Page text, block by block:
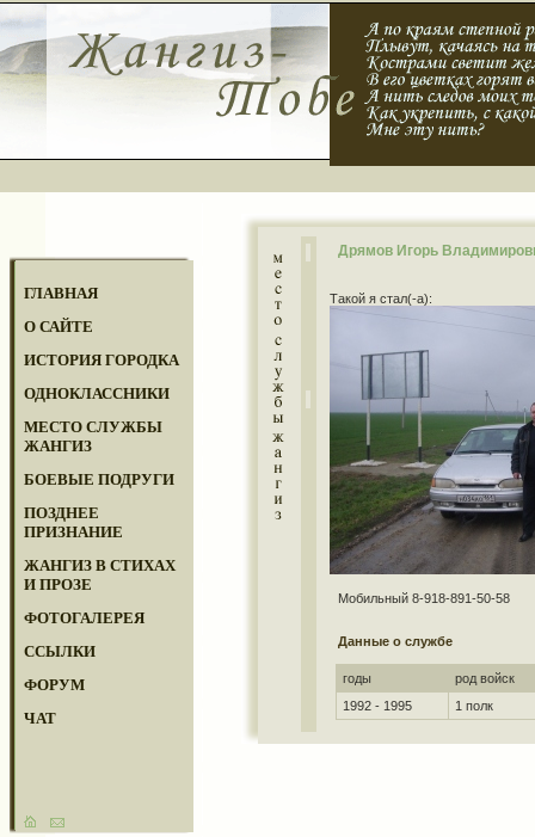
ГЛАВНАЯ
О САЙТЕ
ИСТОРИЯ ГОРОДКА
ОДНОКЛАССНИКИ
МЕСТО СЛУЖБЫ
ЖАНГИЗ
БОЕВЫЕ ПОДРУГИ
ПОЗДНЕЕ
ПРИЗНАНИЕ
ЖАНГИЗ В СТИХАХ
И ПРОЗЕ
ФОТОГАЛЕРЕЯ
ССЫЛКИ
ФОРУМ
ЧАТ
Дрямов Игорь
Такой я стал(-а):
Мобильный 8-918-891-50-58
Данные о службе
годы
род войск
1992 - 1995
1 полк